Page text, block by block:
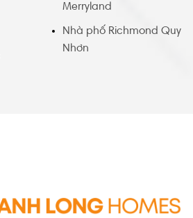
Merryland
Nhà phố Richmond Quy
Nhơn